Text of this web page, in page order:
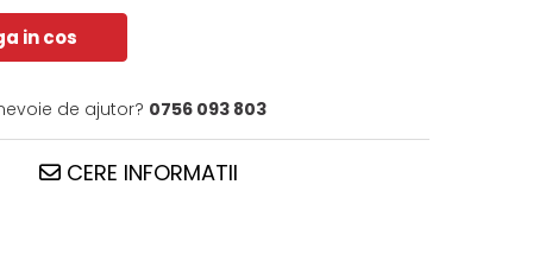
in cos
de ajutor? 0756 093 803
CERE INFORMATII